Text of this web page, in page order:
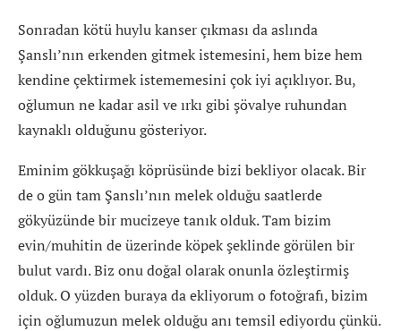
Sonradan kötü huylu kanser çıkması da aslında
Şanslı’nın erkenden gitmek istemesini, hem bize hem
kendine çektirmek istememesini çok iyi açıklıyor. Bu,
oğlumun ne kadar asil ve ırkı gibi şövalye ruhundan
kaynaklı olduğunu gösteriyor.
Eminim gökkuşağı köprüsünde bizi bekliyor olacak. Bir
de o gün tam Şanslı’nın melek olduğu saatlerde
gökyüzünde bir mucizeye tanık olduk. Tam bizim
evin/muhitin de üzerinde köpek şeklinde görülen bir
bulut vardı. Biz onu doğal olarak onunla özleştirmiş
olduk. O yüzden buraya da ekliyorum o fotoğrafı, bizim
için oğlumuzun melek olduğu anı temsil ediyordu çünkü.